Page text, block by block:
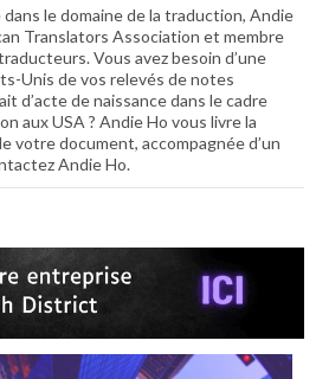
dans le domaine de la traduction, Andie
Translators Association et membre
Vous avez besoin d’une
Unis de vos relevés de notes
d’acte de naissance dans le cadre
aux USA ? Andie Ho vous livre la
votre document, accompagnée d’un
Andie Ho.